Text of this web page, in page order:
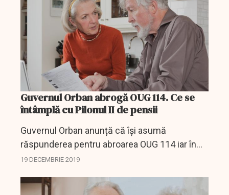
Guvernul Orban abrogă OUG 114. Ce se
întâmplă cu Pilonul II de pensii
Guvernul Orban anunță că își asumă
răspunderea pentru abroarea OUG 114 iar în
acest sens vor fi emise mai multe legi.
19 DECEMBRIE 2019